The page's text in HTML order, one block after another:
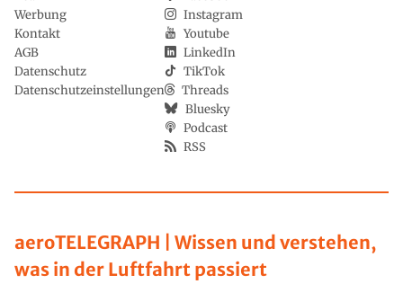
aeroTELEGRAPH | Wissen und verstehen,
was in der Luftfahrt passiert
Werbung
Kontakt
AGB
Datenschutz
Datenschutzeinstellungen
Instagram
Youtube
LinkedIn
TikTok
Threads
Bluesky
Podcast
RSS